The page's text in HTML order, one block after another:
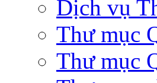
Dịch vụ
Thư mục
Thư mục